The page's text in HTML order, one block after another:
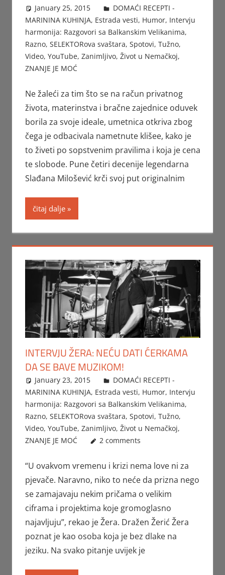
January 25, 2015 Beba
DOMAĆI RECEPTI -
MARININA KUHINJA, Estrada vesti, Humor, Intervju
harmonija: Razgovori sa Balkanskim Velikanima,
Razno, SELEKTORova svaštara, Spotovi, Tužno,
Video, YouTube, Zanimljivo, Život u Nemačkoj,
ZNANJE JE MOĆ
Ne žaleći za tim što se na račun privatnog
života, materinstva i bračne zajednice oduvek
borila za svoje ideale, umetnica otkriva zbog
čega je odbacivala nametnute klišee, kako je
to živeti po sopstvenim pravilima i koja je cena
te slobode. Pune četiri decenije legendarna
Slađana Milošević krči svoj put originalnim
čitaj dalje
INTERVJU ŽERA: NEĆU DATI ĆERKAMA
DA SE BAVE MUZIKOM!
January 23, 2015 Beba
DOMAĆI RECEPTI -
MARININA KUHINJA, Estrada vesti, Humor, Intervju
harmonija: Razgovori sa Balkanskim Velikanima,
Razno, SELEKTORova svaštara, Spotovi, Tužno,
Video, YouTube, Zanimljivo, Život u Nemačkoj,
ZNANJE JE MOĆ
2 comments
“U ovakvom vremenu i krizi nema love ni za
pjevače. Naravno, niko to neće da prizna nego
se zamajavaju nekim pričama o velikim
ciframa i projektima koje gromoglasno
najavljuju”, rekao je Žera. Dražen Žerić Žera
poznat je kao osoba koja je bez dlake na
jeziku. Na svako pitanje uvijek je